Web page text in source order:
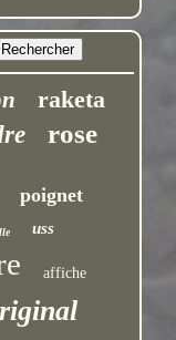
raketa
rose
poignet
uss
affiche